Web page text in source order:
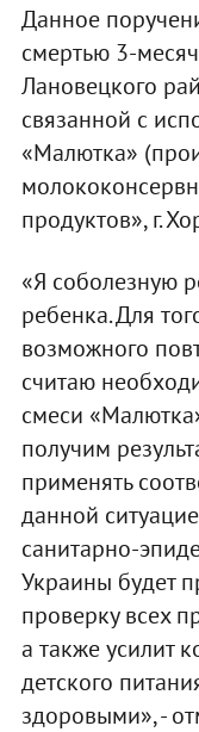
Данное
смертью 3-
Лановецкого
связанной с
«Малютка»
продуктов», г.
«Я соболезную
ребенка. Для
возможного
считаю
смеси
получим
применять
данной
санитарно-
Украины будет
проверку всех
а также усилит
детского
здоровыми», -